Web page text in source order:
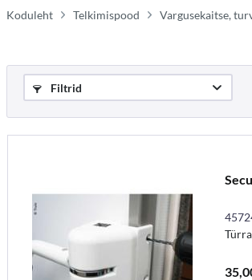
Koduleht Telkimispood Vargusekaitse,
Filtrid